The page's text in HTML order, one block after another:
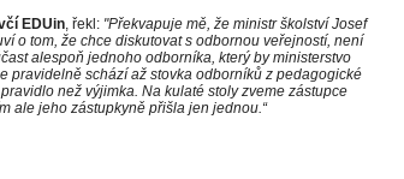
EDUin, řekl: "Překvapuje mě, že ministr školství Josef
o tom, že chce diskutovat s odbornou veřejností, není
alespoň jednoho odborníka, který by ministerstvo
pravidelně schází až stovka odborníků z pedagogické
než výjimka. Na kulaté stoly zveme zástupce
ale jeho zástupkyně přišla jen jednou.“